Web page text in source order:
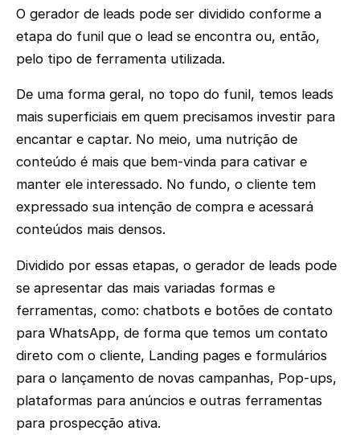
O gerador de leads pode ser dividido conforme a
etapa do funil que o lead se encontra ou, então,
pelo tipo de ferramenta utilizada.
De uma forma geral, no topo do funil, temos leads
mais superficiais em quem precisamos investir para
encantar e captar. No meio, uma nutrição de
conteúdo é mais que bem-vinda para cativar e
manter ele interessado. No fundo, o cliente tem
expressado sua intenção de compra e acessará
conteúdos mais densos.
Dividido por essas etapas, o gerador de leads pode
se apresentar das mais variadas formas e
ferramentas, como: chatbots e botões de contato
para WhatsApp, de forma que temos um contato
direto com o cliente, Landing pages e formulários
para o lançamento de novas campanhas, Pop-ups,
plataformas para anúncios e outras ferramentas
para prospecção ativa.